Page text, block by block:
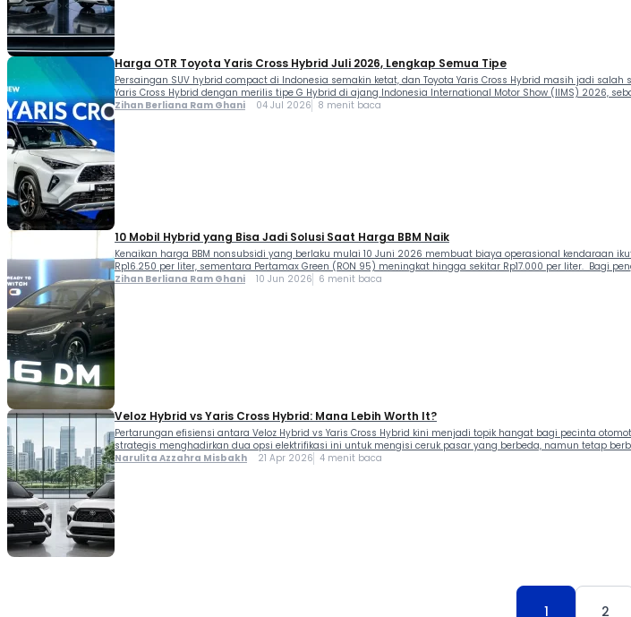
Harga OTR Toyota Yaris Cross Hybrid Juli 2026, Lengkap Semua Tipe
Persaingan SUV hybrid compact di Indonesia semakin ketat, dan Toyota Yaris Cross Hybrid masih jadi
Yaris Cross Hybrid dengan merilis tipe G Hybrid di ajang Indonesia International Motor Show (IIMS) 2026,
Zihan Berliana Ram Ghani 04 Jul 2026 8 menit baca
10 Mobil Hybrid yang Bisa Jadi Solusi Saat Harga BBM Naik
Kenaikan harga BBM nonsubsidi yang berlaku mulai 10 Juni 2026 membuat biaya operasional kendaraan
Rp16.250 per liter, sementara Pertamax Green (RON 95) meningkat hingga sekitar Rp17.000 per liter. Bagi
Zihan Berliana Ram Ghani 10 Jun 2026 6 menit baca
Veloz Hybrid vs Yaris Cross Hybrid: Mana Lebih Worth It?
Pertarungan efisiensi antara Veloz Hybrid vs Yaris Cross Hybrid kini menjadi topik hangat bagi pecinta
strategis menghadirkan dua opsi elektrifikasi ini untuk mengisi ceruk pasar yang berbeda, namun tetap
Narulita Azzahra Misbakh 21 Apr 2026 4 menit baca
1 2